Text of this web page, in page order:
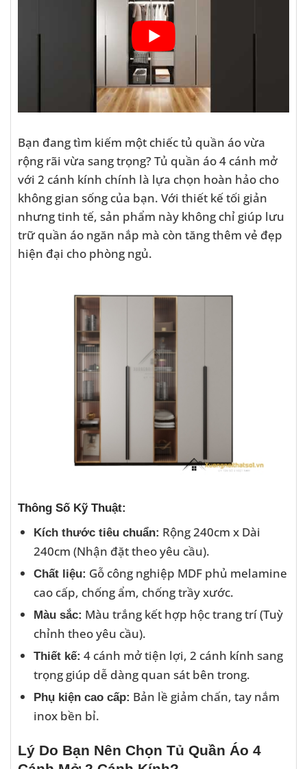
Bạn đang tìm kiếm một chiếc tủ quần áo vừa
rộng rãi vừa sang trọng? Tủ quần áo 4 cánh mở
với 2 cánh kính chính là lựa chọn hoàn hảo cho
không gian sống của bạn. Với thiết kế tối giản
nhưng tinh tế, sản phẩm này không chỉ giúp lưu
trữ quần áo ngăn nắp mà còn tăng thêm vẻ đẹp
hiện đại cho phòng ngủ.
Thông Số Kỹ Thuật:
Kích thước tiêu chuẩn: Rộng 240cm x Dài
240cm (Nhận đặt theo yêu cầu).
Chất liệu: Gỗ công nghiệp MDF phủ melamine
cao cấp, chống ẩm, chống trầy xước.
Màu sắc: Màu trắng kết hợp hộc trang trí (Tuỳ
chỉnh theo yêu cầu).
Thiết kế: 4 cánh mở tiện lợi, 2 cánh kính sang
trọng giúp dễ dàng quan sát bên trong.
Phụ kiện cao cấp: Bản lề giảm chấn, tay nắm
inox bền bỉ.
Lý Do Bạn Nên Chọn Tủ Quần Áo 4